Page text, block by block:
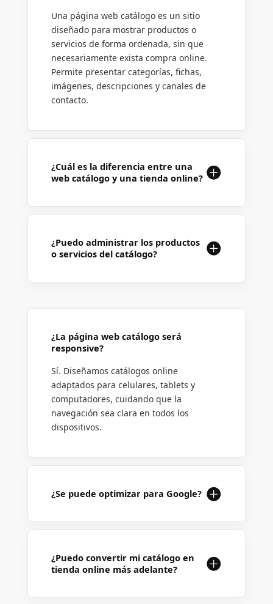
Una página web catálogo es un sitio
diseñado para mostrar productos o
servicios de forma ordenada, sin que
necesariamente exista compra online.
Permite presentar categorías, fichas,
imágenes, descripciones y canales de
contacto.
¿Cuál es la diferencia entre una
web catálogo y una tienda online?
¿Puedo administrar los productos
o servicios del catálogo?
¿La página web catálogo será
responsive?
Sí. Diseñamos catálogos online
adaptados para celulares, tablets y
computadores, cuidando que la
navegación sea clara en todos los
dispositivos.
¿Se puede optimizar para Google?
¿Puedo convertir mi catálogo en
tienda online más adelante?